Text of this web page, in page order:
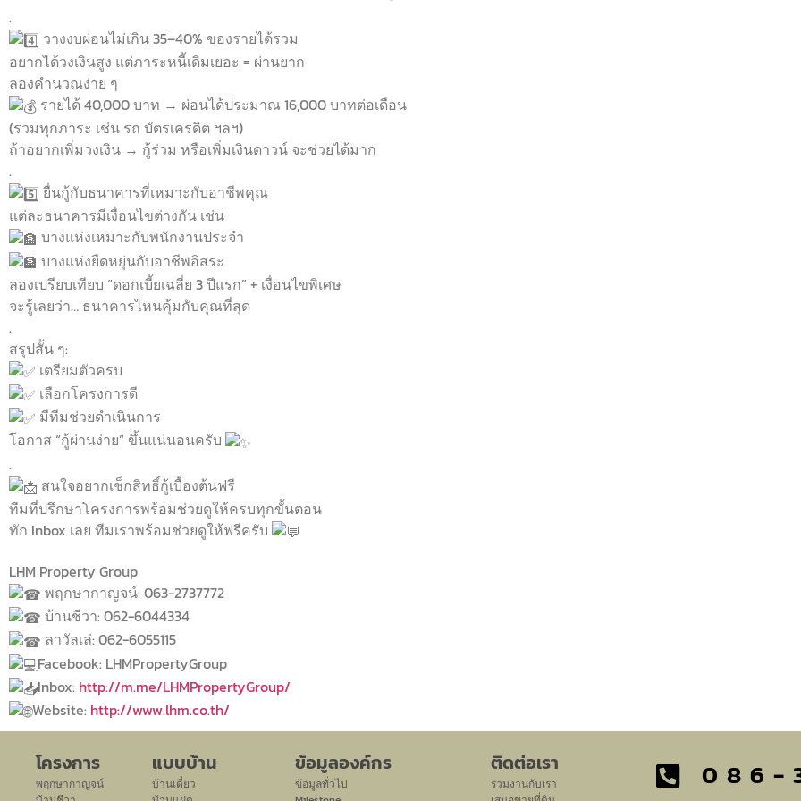
.
วางงบผ่อนไม่เกิน 35–40% ของรายได้รวม
อยากได้วงเงินสูง แต่ภาระหนี้เดิมเยอะ = ผ่านยาก
ลองคำนวณง่าย ๆ
รายได้ 40,000 บาท → ผ่อนได้ประมาณ 16,000 บาทต่อเดือน
(รวมทุกภาระ เช่น รถ บัตรเครดิต ฯลฯ)
ถ้าอยากเพิ่มวงเงิน → กู้ร่วม หรือเพิ่มเงินดาวน์ จะช่วยได้มาก
.
ยื่นกู้กับธนาคารที่เหมาะกับอาชีพคุณ
แต่ละธนาคารมีเงื่อนไขต่างกัน เช่น
บางแห่งเหมาะกับพนักงานประจำ
บางแห่งยืดหยุ่นกับอาชีพอิสระ
ลองเปรียบเทียบ “ดอกเบี้ยเฉลี่ย 3 ปีแรก” + เงื่อนไขพิเศษ
จะรู้เลยว่า… ธนาคารไหนคุ้มกับคุณที่สุด
.
สรุปสั้น ๆ:
เตรียมตัวครบ
เลือกโครงการดี
มีทีมช่วยดำเนินการ
โอกาส “กู้ผ่านง่าย” ขึ้นแน่นอนครับ
.
สนใจอยากเช็กสิทธิ์กู้เบื้องต้นฟรี
ทีมที่ปรึกษาโครงการพร้อมช่วยดูให้ครบทุกขั้นตอน
ทัก Inbox เลย ทีมเราพร้อมช่วยดูให้ฟรีครับ
LHM Property Group
พฤกษากาญจน์: 063-2737772
บ้านชีวา: 062-6044334
ลาวัลเล่: 062-6055115
Facebook: LHMPropertyGroup
Inbox: http://m.me/LHMPropertyGroup/
Website: http://www.lhm.co.th/
โครงการ
พฤกษากาญจน์
แบบบ้าน
บ้านเดี่ยว
ข้อมูลองค์กร
ข้อมูลทั่วไป
ติดต่อเรา
ร่วมงานกับเรา
086-